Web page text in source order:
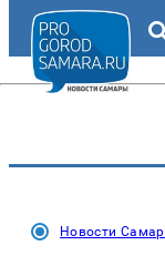
Новости